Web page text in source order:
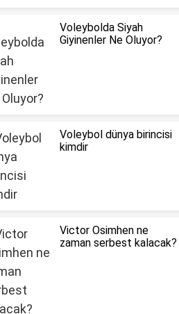
Voleybolda Siyah
Giyinenler Ne Oluyor?
Voleybol dünya birincisi
kimdir
Victor Osimhen ne
zaman serbest kalacak?